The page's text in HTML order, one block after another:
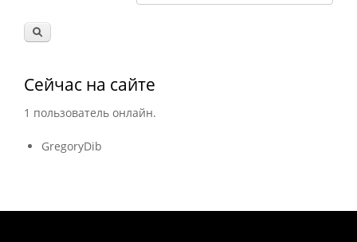
Сейчас на сайте
1 пользователь онлайн.
GregoryDib